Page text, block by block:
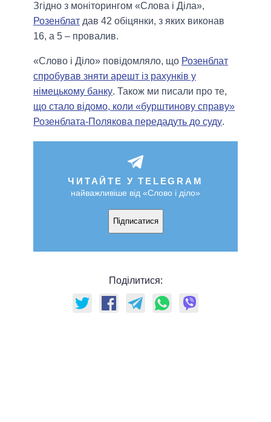
Згідно з моніторингом «Слова і Діла»,
Розенблат дав 42 обіцянки, з яких виконав
16, а 5 – провалив.
«Слово і Діло» повідомляло, що Розенблат
спробував зняти арешт із рахунків у
німецькому банку. Також ми писали про те,
що стало відомо, коли «бурштинову справу»
Розенблата-Полякова передадуть до суду.
ЧИТАЙТЕ У TELEGRAM
найважливіше від «Слово і діло»
Підписатися
Поділитися: